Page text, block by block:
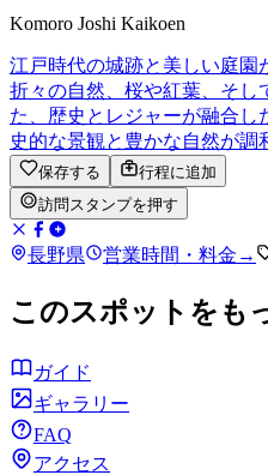
Komoro Joshi Kaikoen
江戸時代の城跡と美しい庭園
折々の自然、桜や紅葉、そし
た、歴史とレジャーが融合
史的な景観と豊かな自然が調
保存する
行程に追加
訪問スタンプを押す
長野県 営業時間・料金 →
このスポットをも
ガイド
ギャラリー
FAQ
アクセス